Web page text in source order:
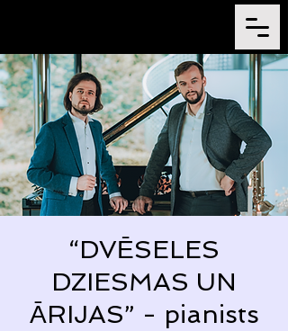
“DVĒSELES
DZIESMAS UN
ĀRIJAS” - pianists